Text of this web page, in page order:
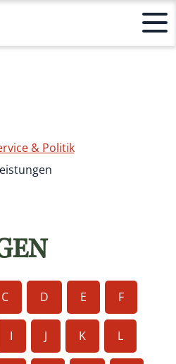
& Politik
C D E F
I J K L